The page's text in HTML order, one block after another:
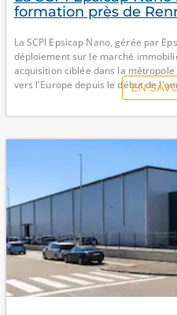
formation près de
La SCPI Epsicap Nano, gérée par
déploiement sur le marché
acquisition ciblée dans la
vers l'Europe depuis le début de
EN